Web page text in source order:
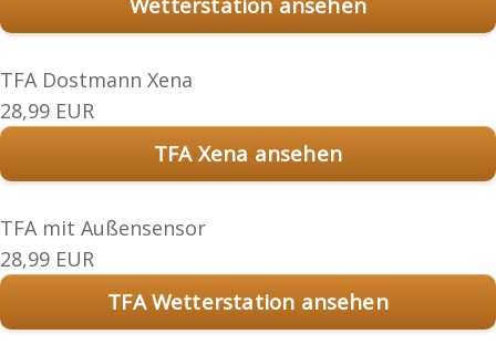
TFA Dostmann Xena
28,99 EUR
TFA Xena ansehen
TFA mit Außensensor
28,99 EUR
TFA Wetterstation ansehen